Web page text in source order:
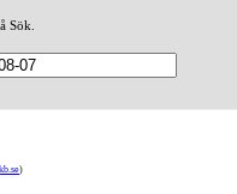
Sök.
)